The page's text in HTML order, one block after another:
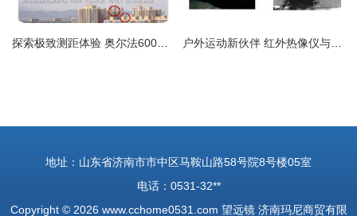
地址：山东省济南市市中区马鞍山路58号院8号楼05室
电话：0531-32**
Copyright © 2026 www.cchome0531.com 望远镜 济南玛尼商贸有限